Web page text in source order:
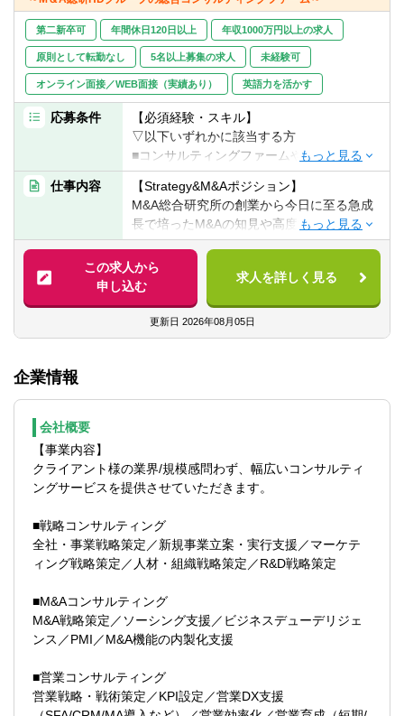
2. 営業組織構築と営業DX戦略立案
■キーエンス流の営業組織構築をM&A業界で
最適化し、自社の営業組織基盤/システム構
築を行うことで急成長した実績を活かし、
クライアントの営業DX（デジタルトランス
フォーメーション）や組織構築を支援する
ことで、営業プロセスの効率化と成果の最
大化を実現
3. IR戦略と企業価値向上
■わずか3年9か月で上場し、さらに1年でプ
ライム市場へ移行、時価総額4000億円を達
成した経験を基に、機関投資家とのコミュ
ニケーションを熟知したIR戦略を提供し、
クライアントの株主価値最大化を支援
4. ロビイング戦略
■クライアントのビジネス環境における規制
略を提供。これにより、クライアントが規
【プロジェクト事例】
■総合商社のM&A戦略の立案からソーシング
■大手インフラ企業のアライアンス戦略の策
定支援
■大手小売/流通企業への全社BPR支援・大
■プライムベンダーのデジタル中期策定支援
■M&A総研で成約したディールのPMI支援
■大手インフラ企業のロビイング戦略支援
【業界】
第二新卒可 年間休日120日以上 年収1000万円以上の求人
原則として転勤なし 5名以上募集の求人 未経験可
オンライン面接／WEB面接（実績あり） 英語力を活かす
応募条件
【必須経験・スキル】
▽以下いずれかに該当する方
■コンサルティングファームや事業会社にお
ける中期経営計画策定、新規事業開発、経
営戦略、ガバナンス改革、企業変革
（BPR、DX推進等）、財務・経理業務（連
結決算業務等）の実務経験
【歓迎経験・スキル】
■財務モデリングや企業価値評価（バリュエ
ーション）に関する知識・実務経験
■M&Aの実行支援やPMI（買収後統合）の経
■会計・ファイナンスに関する専門知識（公
■英語・中国語などの語学スキル（海外案件
の経験がある方歓迎）
仕事内容
【Strategy&M&Aポジション】
M&A総合研究所の創業から今日に至る急成
長で培ったM&Aの知見や高度な金融のノウ
ハウを用いて、M&A戦略やディール組成、
PMIなどのM&Aニーズやコーポレートガバ
ナンス、中計策定などCxOアジェンダへの
コンサルテーションをより強化するため
に、専門チームを設立致しました。
ィールを進めていきます。
を描くだけではなく、ディール成立までご
支援することにより、既存の人月単価モデ
ル×成功報酬モデルを新たに確立させること
タントの金銭的報酬含めた価値を創出でき
るようなビジネスモデルの変革を目指して
います。
また、Strategy&M&Aポジションでは大きく
4つの領域に分かれており、それぞれがコラ
この求人から
申し込む
求人を詳しく見る
更新日 2026年08月05日
企業情報
会社概要
【事業内容】
クライアント様の業界/規模感問わず、幅広いコンサルティ
ングサービスを提供させていただきます。
■戦略コンサルティング
全社・事業戦略策定／新規事業立案・実行支援／マーケテ
ィング戦略策定／人材・組織戦略策定／R&D戦略策定
■M&Aコンサルティング
M&A戦略策定／ソーシング支援／ビジネスデューデリジェ
ンス／PMI／M&A機能の内製化支援
■営業コンサルティング
営業戦略・戦術策定／KPI設定／営業DX支援